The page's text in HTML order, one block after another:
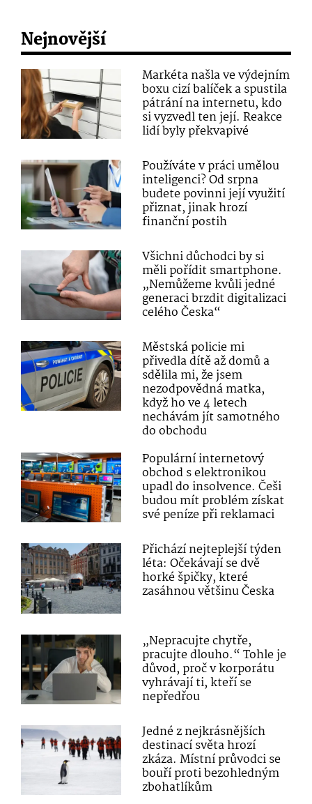
Nejnovější
Markéta našla ve výdejním
boxu cizí balíček a spustila
pátrání na internetu, kdo
si vyzvedl ten její. Reakce
lidí byly překvapivé
Používáte v práci umělou
inteligenci? Od srpna
budete povinni její využití
přiznat, jinak hrozí
finanční postih
Všichni důchodci by si
měli pořídit smartphone.
„Nemůžeme kvůli jedné
generaci brzdit digitalizaci
celého Česka“
Městská policie mi
přivedla dítě až domů a
sdělila mi, že jsem
nezodpovědná matka,
když ho ve 4 letech
nechávám jít samotného
do obchodu
Populární internetový
obchod s elektronikou
upadl do insolvence. Češi
budou mít problém získat
své peníze při reklamaci
Přichází nejteplejší týden
léta: Očekávají se dvě
horké špičky, které
zasáhnou většinu Česka
„Nepracujte chytře,
pracujte dlouho.“ Tohle je
důvod, proč v korporátu
vyhrávají ti, kteří se
nepředřou
Jedné z nejkrásnějších
destinací světa hrozí
zkáza. Místní průvodci se
bouří proti bezohledným
zbohatlíkům